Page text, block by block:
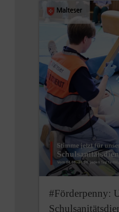
#Förderpenny: